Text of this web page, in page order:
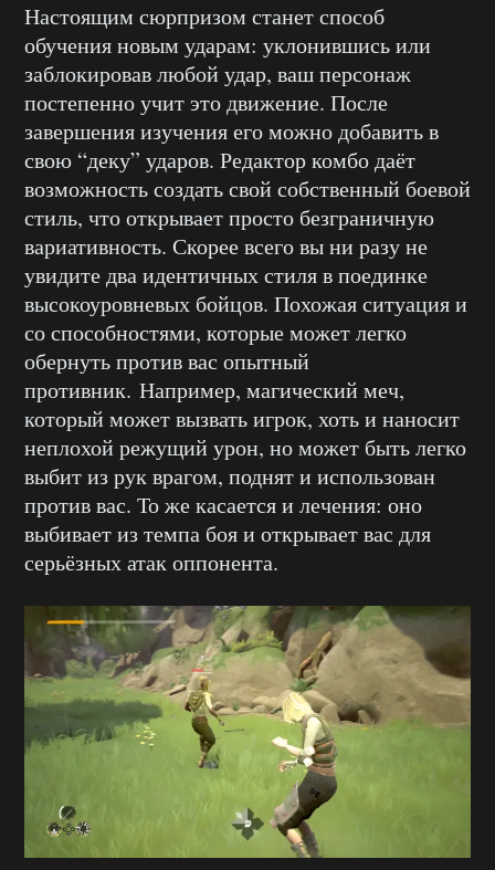
Настоящим сюрпризом станет способ
обучения новым ударам: уклонившись или
заблокировав любой удар, ваш персонаж
постепенно учит это движение. После
завершения изучения его можно добавить в
свою “деку” ударов. Редактор комбо даёт
возможность создать свой собственный боевой
стиль, что открывает просто безграничную
вариативность. Скорее всего вы ни разу не
увидите два идентичных стиля в поединке
высокоуровневых бойцов. Похожая ситуация и
со способностями, которые может легко
обернуть против вас опытный
противник. Например, магический меч,
который может вызвать игрок, хоть и наносит
неплохой режущий урон, но может быть легко
выбит из рук врагом, поднят и использован
против вас. То же касается и лечения: оно
выбивает из темпа боя и открывает вас для
серьёзных атак оппонента.